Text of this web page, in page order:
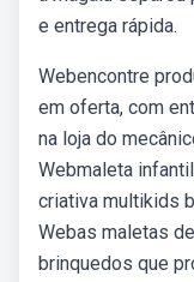
e entrega rápida.
Webencontre
em oferta, com
na loja do
Webmaleta
criativa multikids
Webas maletas
brinquedos que